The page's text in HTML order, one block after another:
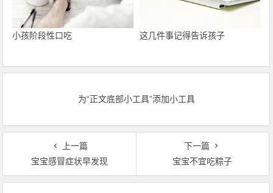
小孩阶段性口吃 这几件事记得告诉孩子
为“正文底部小工具”添加小工具
上一篇
宝宝感冒症状早发现
下一篇
宝宝不宜吃粽子